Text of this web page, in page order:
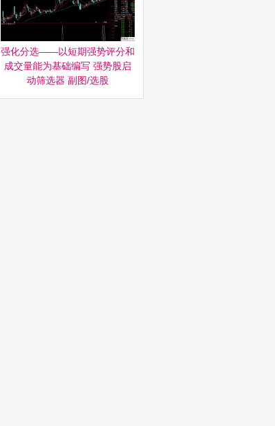
强化分选——以短期强势评分和
成交量能为基础编写 强势股启
动筛选器‌ 副图/选股